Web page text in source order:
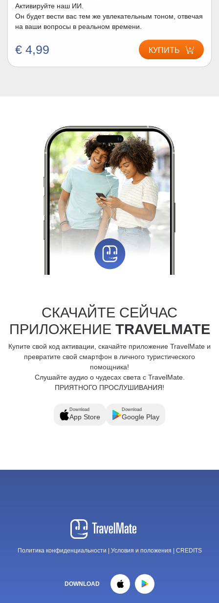
Активируйте наш ИИ.
Он будет вести вас тем же увлекательным тоном, отвечая
на ваши вопросы в реальном времени.
€ 4,99 КУПИТЬ
СКАЧАЙТЕ СЕЙЧАС
ПРИЛОЖЕНИЕ TRAVELMATE
Купите свой код активации, скачайте приложение TravelMate и
превратите свой смартфон в личного туристического
помощника!
Слушайте аудио о чудесах света с TravelMate.
ПРИЯТНОГО ПРОСЛУШИВАНИЯ!
Download
App Store
Download
Google Play
Политика конфиденциальности Условия и положения CREDITS
DOWNLOAD